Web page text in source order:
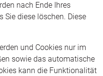
nach Ende Ihres
Sie diese löschen. Diese
und Cookies nur im
sowie das automatische
kann die Funktionalität